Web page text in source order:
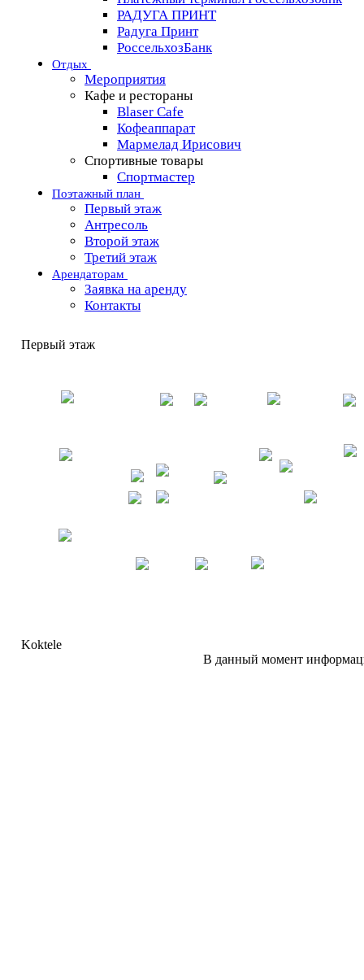
РАДУГА ПРИНТ
Радуга Принт
РоссельхозБанк
Отдых
Мероприятия
Кафе и рестораны
Blaser Cafe
Кофеаппарат
Мармелад Ирисович
Спортивные товары
Спортмастер
Поэтажный план
Первый этаж
Антресоль
Второй этаж
Третий этаж
Арендаторам
Заявка на аренду
Контакты
Первый этаж
Koktele
В данный момент